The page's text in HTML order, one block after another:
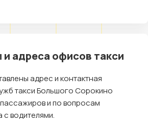
и адреса офисов такси
адрес и контактная
такси Большого Сорокино
и по вопросам
с водителями.